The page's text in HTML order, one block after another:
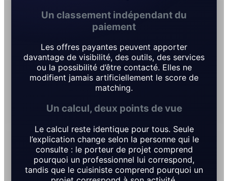
Un classement indépendant du
paiement
Les offres payantes peuvent apporter
davantage de visibilité, des outils, des services
ou la possibilité d’être contacté. Elles ne
modifient jamais artificiellement le score de
matching.
Un calcul, deux points de vue
Le calcul reste identique pour tous. Seule
l’explication change selon la personne qui le
consulte : le porteur de projet comprend
pourquoi un professionnel lui correspond,
tandis que le cuisiniste comprend pourquoi un